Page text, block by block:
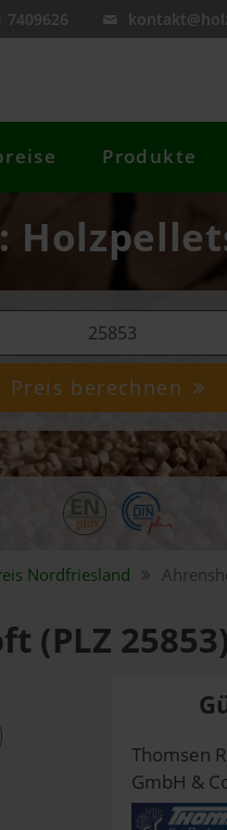
7409626
Produkte
Preis berechnen
Nordfriesland
(PLZ 25853)
Thomsen
GmbH &